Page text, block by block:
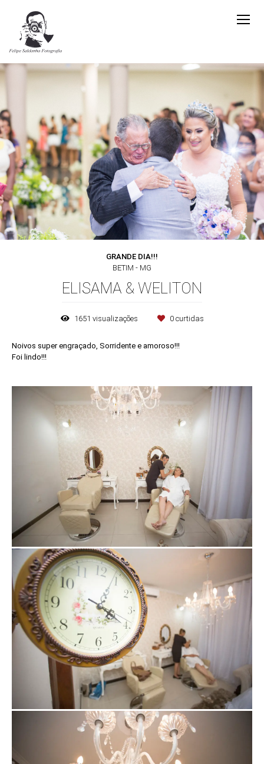
GRANDE DIA!!!
BETIM - MG
ELISAMA & WELITON
1651 visualizações 0curtidas
Noivos super engraçado, Sorridente e amoroso!!!
Foi lindo!!!